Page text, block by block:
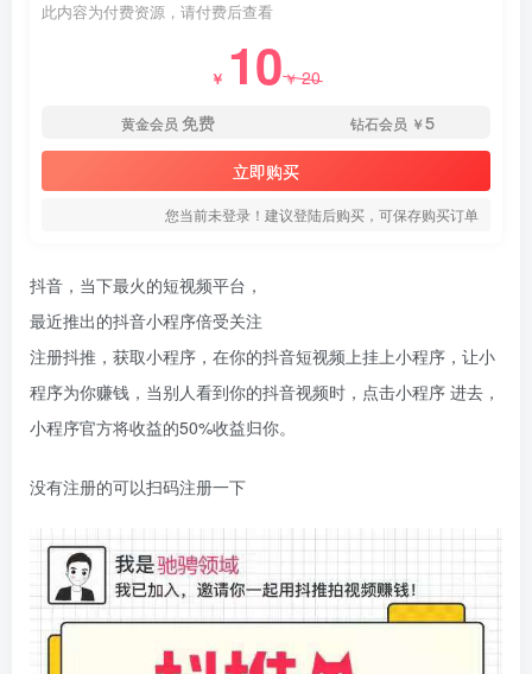
此内容为付费资源，请付费后查看
￥ 10￥20
黄金会员 免费 钻石会员 ￥5
立即购买
您当前未登录！建议登陆后购买，可保存购买订单
抖音，当下最火的短视频平台，
最近推出的抖音小程序倍受关注
注册抖推，获取小程序，在你的抖音短视频上挂上小程序，让小
程序为你赚钱，当别人看到你的抖音视频时，点击小程序 进去，
小程序官方将收益的50%收益归你。
没有注册的可以扫码注册一下